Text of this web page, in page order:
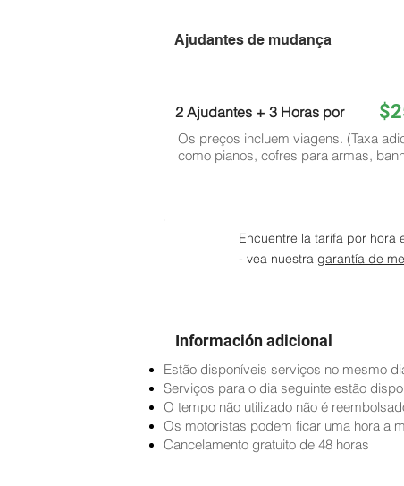
Ajudantes de mudança
2 Ajudantes + 3 Horas por
Os preços incluem viagens. (Taxa
como pianos, cofres para armas,
Encuentre la tarifa por hora
- vea nuestra garantía de
Información adicional
Estão disponíveis serviços no mesmo
Serviços para o dia seguinte estão
O tempo não utilizado não é
Os motoristas podem ficar uma hora a
Cancelamento gratuito de 48 horas